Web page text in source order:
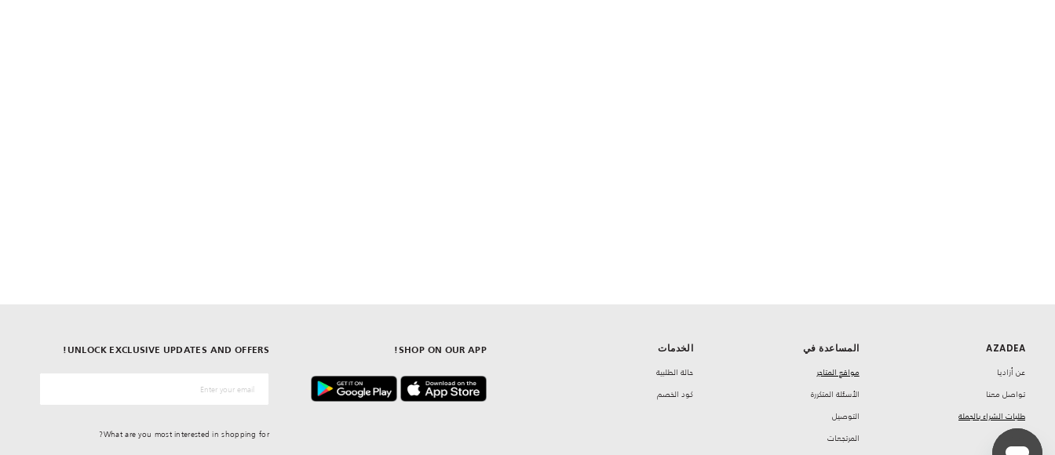
AZADEA
‏عن أزاديا
تواصل معنا
طلبات الشراء بالجملة
المساعدة في
مواقع المتاجر
‏الأسئلة المتكررة
‏التوصيل
‏المرتجعات
الخدمات
حالة الطلبية
كود الخصم
SHOP ON OUR APP!
UNLOCK EXCLUSIVE UPDATES AND OFFERS!
What are you most interested in shopping for?